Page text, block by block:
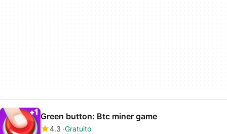
Green button: Btc miner game
4.3 Gratuito